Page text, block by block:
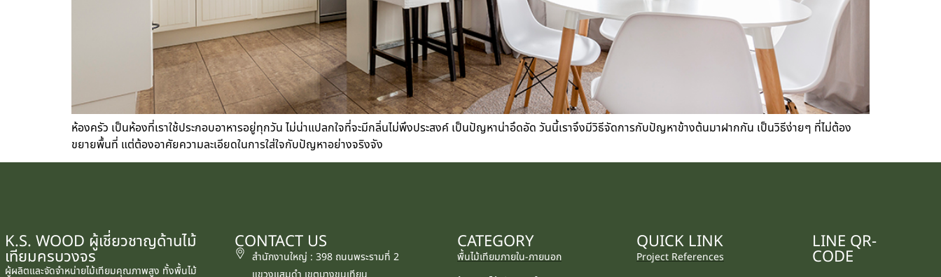
ห้องครัว เป็นห้องที่เราใช้ประกอบอาหารอยู่ทุกวัน ไม่น่าแปลกใจที่จะมีกลิ่นไม่พึงประสงค์ เป็นปัญหาน่าอึดอัด วันนี้เราจึงมีวิธีจัดการกับปัญหาข้างต้นมาฝากกัน เป็นวิธีง่ายๆ ที่ไม่ต้อง
ขยายพื้นที่ แต่ต้องอาศัยความละเอียดในการใส่ใจกับปัญหาอย่างจริงจัง
K.S. WOOD ผู้เชี่ยวชาญด้านไม้
เทียมครบวงจร
ผู้ผลิตและจัดจำหน่ายไม้เทียมคุณภาพสูง ทั้งพื้นไม้
CONTACT US
สำนักงานใหญ่ : 398 ถนนพระรามที่ 2
แขวงแสมดำ เขตบางขุนเทียน
CATEGORY
พื้นไม้เทียมภายใน-ภายนอก
QUICK LINK
Project References
LINE QR-
CODE